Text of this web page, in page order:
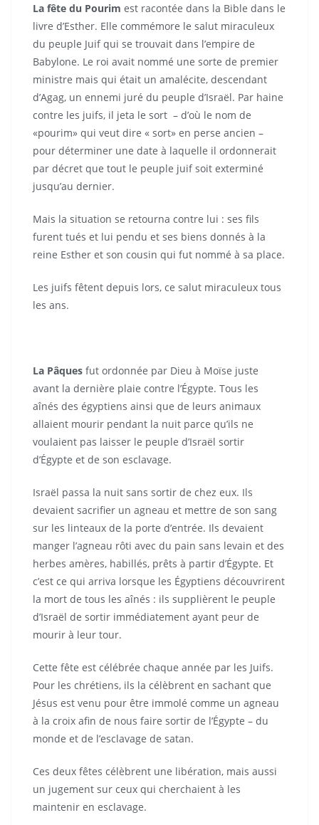
La fête du Pourim est racontée dans la Bible dans le
livre d’Esther. Elle commémore le salut miraculeux
du peuple Juif qui se trouvait dans l’empire de
Babylone. Le roi avait nommé une sorte de premier
ministre mais qui était un amalécite, descendant
d’Agag, un ennemi juré du peuple d’Israël. Par haine
contre les juifs, il jeta le sort – d’où le nom de
«pourim» qui veut dire « sort» en perse ancien –
pour déterminer une date à laquelle il ordonnerait
par décret que tout le peuple juif soit exterminé
jusqu’au dernier.
Mais la situation se retourna contre lui : ses fils
furent tués et lui pendu et ses biens donnés à la
reine Esther et son cousin qui fut nommé à sa place.
Les juifs fêtent depuis lors, ce salut miraculeux tous
les ans.
La Pâques fut ordonnée par Dieu à Moïse juste
avant la dernière plaie contre l’Égypte. Tous les
aînés des égyptiens ainsi que de leurs animaux
allaient mourir pendant la nuit parce qu’ils ne
voulaient pas laisser le peuple d’Israël sortir
d’Égypte et de son esclavage.
Israël passa la nuit sans sortir de chez eux. Ils
devaient sacrifier un agneau et mettre de son sang
sur les linteaux de la porte d’entrée. Ils devaient
manger l’agneau rôti avec du pain sans levain et des
herbes amères, habillés, prêts à partir d’Égypte. Et
c’est ce qui arriva lorsque les Égyptiens découvrirent
la mort de tous les aînés : ils supplièrent le peuple
d’Israël de sortir immédiatement ayant peur de
mourir à leur tour.
Cette fête est célébrée chaque année par les Juifs.
Pour les chrétiens, ils la célèbrent en sachant que
Jésus est venu pour être immolé comme un agneau
à la croix afin de nous faire sortir de l’Égypte – du
monde et de l’esclavage de satan.
Ces deux fêtes célèbrent une libération, mais aussi
un jugement sur ceux qui cherchaient à les
maintenir en esclavage.